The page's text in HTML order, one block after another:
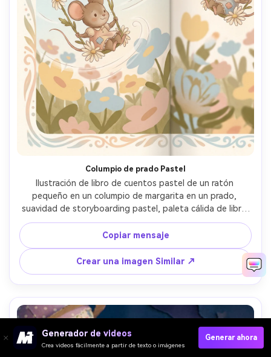
Columpio de prado Pastel
Ilustración de libro de cuentos pastel de un ratón
pequeño en un columpio de margarita en un prado,
suavidad de storyboarding pastel, paleta cálida de libro
de cuentos, arcos de movimiento suave, flores simples
como formas, carácter consistente a través de las
páginas, enmarcamiento de extensión de libro de
cuentos, degradado de cielo seguro de texto, lente de
85 mm, profundidad de campo poco profunda,
iluminación cinematográfica suave- -ar 4:5
Copiar mensaje
Crear una imagen Similar ↗
Generador de videos
Crea videos fácilmente a partir de texto o imágenes
Generar ahora